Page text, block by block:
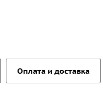
Оплата и доставка